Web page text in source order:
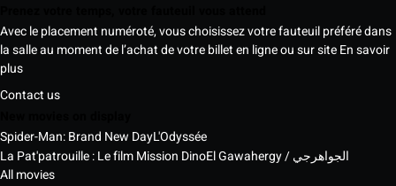
Avec le placement numéroté, vous choisissez votre fauteuil préféré dans
la salle au moment de l’achat de votre billet en ligne ou sur siteEn savoir
plus
Contact us
Spider-Man: Brand New DayL'Odyssée
La Pat'patrouille : Le film Mission Dino
El Gawahergy / الجواهرجي
All movies